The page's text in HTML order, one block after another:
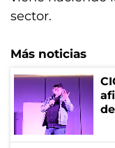
sector.
Más noticias